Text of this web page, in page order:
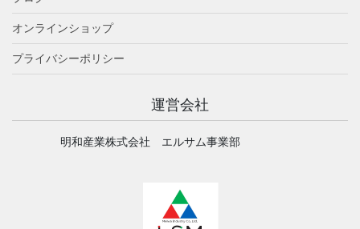
オンラインショップ
プライバシーポリシー
運営会社
明和産業株式会社 エルサム事業部